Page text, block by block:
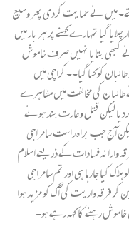
میں نے حمایت کردی پھر وسیع
گیا تمہارے کہنے پر ہر بار میں
نے کبھی بتایا نہیں صرف خاموش
کو کہا گیا۔۔ کراچی میں
طالبان کی مخالفت میں مظاہرے
لیکن قتل و غارت بند ہونے
آج جب براہ راست سامراجی
وارانہ فسادات کے ذریعے اسلام
کیا جارہا ہی اور تم سامراجی
فرقہ واریت کی آگ کو مزید ہوا
رہنے کا کہہ رہے ہو۔